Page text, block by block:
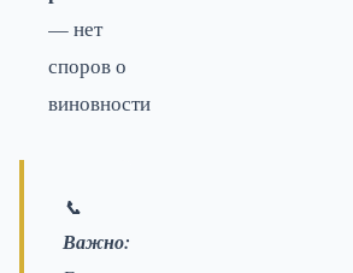
— нет
споров о
виновности
📞
Важно: